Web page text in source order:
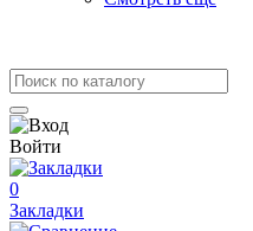
Войти
0
Закладки